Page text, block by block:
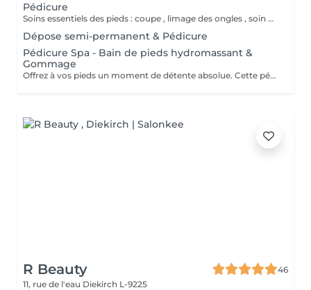
Pédicure
Soins essentiels des pieds : coupe , limage des ongles , soin des cuticules et traitement des callosités. Idéal pour un entretien régulier.
Dépose semi-permanent & Pédicure
Pédicure Spa - Bain de pieds hydromassant &
Gommage
Offrez à vos pieds un moment de détente absolue. Cette pédicure complète inclut un bain de pieds relaxant avec hydromassage , un gommage doux pour éliminer les peaux mortes , suivi des soins classiques de la pédicure . Idéal pour des pieds soignés et légers , dans une ambiance cocooning.
R Beauty
46
11, rue de l'eau Diekirch L-9225